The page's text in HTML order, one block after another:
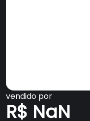
vendido por
R$ NaN